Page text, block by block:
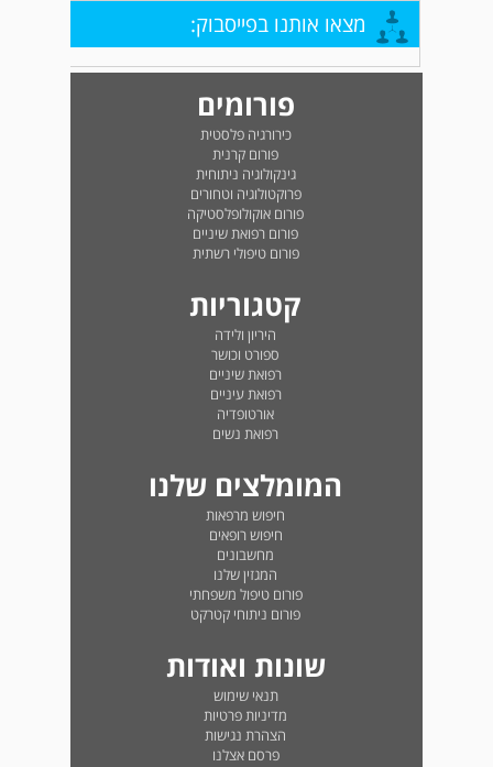
מצאו אותנו בפייסבוק:
פורומים
כירורגיה פלסטית
פורום קרנית
גינקולוגיה ניתוחית
פרוקטולוגיה וטחורים
פורום אוקולופלסטיקה
פורום רפואת שיניים
פורום טיפולי רשתית
קטגוריות
היריון ולידה
ספורט וכושר
רפואת שיניים
רפואת עיניים
אורטופדיה
רפואת נשים
המומלצים שלנו
חיפוש מרפאות
חיפוש רופאים
מחשבונים
המגזין שלנו
פורום טיפול משפחתי
פורום ניתוחי קטרקט
שונות ואודות
תנאי שימוש
מדיניות פרטיות
הצהרת נגישות
פרסם אצלנו